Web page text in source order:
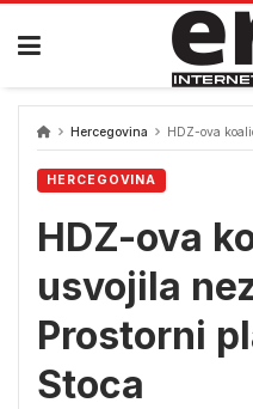
Skip
content
Hercegovina HDZ-ova
HERCEGOVINA
HDZ-ova
usvojila
Prostorni
Stoca